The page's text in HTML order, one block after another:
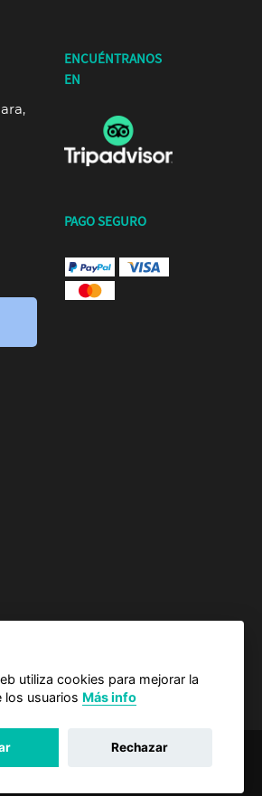
ENCUÉNTRANOS
EN
PAGO SEGURO
utiliza cookies para mejorar la
los usuarios Más info
Rechazar